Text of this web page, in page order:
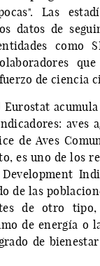
Las
datos de
como
de ciencia
acumula
aves
de Aves
es uno de los
de las
de otro
de energía o
de